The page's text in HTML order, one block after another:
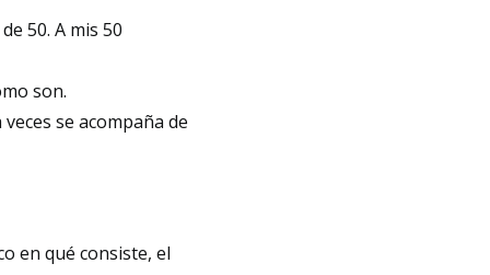
50. A mis 50
son.
veces se acompaña de
en qué consiste, el